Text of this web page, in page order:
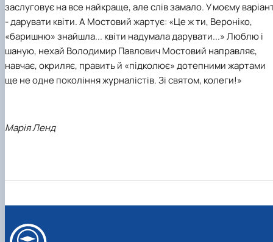
заслуговує на все найкраще, але слів замало. У моєму
- дарувати квіти. А Мостовий жартує: «Це ж ти, Вероніко,
«баришню» знайшла... квіти надумала дарувати...» Люблю і
шаную, нехай Володимир Павлович Мостовий направляє,
навчає, окриляє, править й «підколює» дотепними жартами
ще не одне покоління журналістів. Зі святом, колеги!»
Марія Ленд